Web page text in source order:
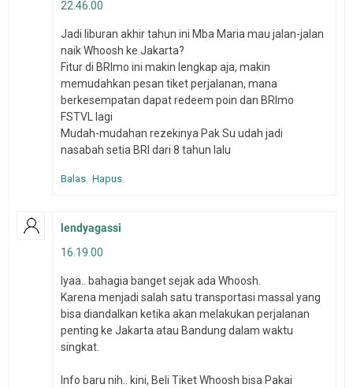
22.46.00
Jadi liburan akhir tahun ini Mba Maria mau jalan-jalan
naik Whoosh ke Jakarta?
Fitur di BRImo ini makin lengkap aja, makin
memudahkan pesan tiket perjalanan, mana
berkesempatan dapat redeem poin dan BRImo
FSTVL lagi
Mudah-mudahan rezekinya Pak Su udah jadi
nasabah setia BRI dari 8 tahun lalu
Balas Hapus
lendyagassi
16.19.00
Iyaa.. bahagia banget sejak ada Whoosh.
Karena menjadi salah satu transportasi massal yang
bisa diandalkan ketika akan melakukan perjalanan
penting ke Jakarta atau Bandung dalam waktu
singkat.
Info baru nih.. kini, Beli Tiket Whoosh bisa Pakai